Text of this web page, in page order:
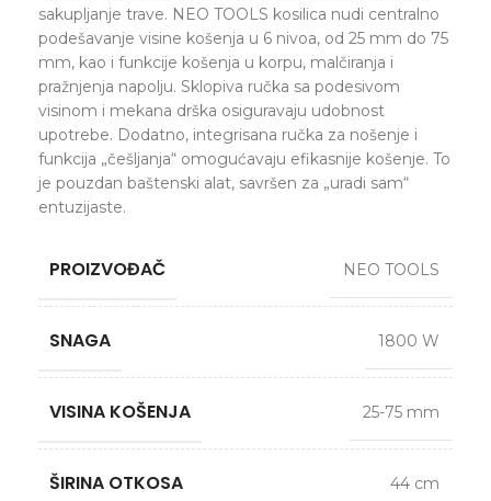
sakupljanje trave. NEO TOOLS kosilica nudi centralno
podešavanje visine košenja u 6 nivoa, od 25 mm do 75
mm, kao i funkcije košenja u korpu, malčiranja i
pražnjenja napolju. Sklopiva ručka sa podesivom
visinom i mekana drška osiguravaju udobnost
upotrebe. Dodatno, integrisana ručka za nošenje i
funkcija „češljanja“ omogućavaju efikasnije košenje. To
je pouzdan baštenski alat, savršen za „uradi sam“
entuzijaste.
PROIZVOĐAČ NEO TOOLS
SNAGA 1800 W
VISINA KOŠENJA 25-75 mm
ŠIRINA OTKOSA 44 cm